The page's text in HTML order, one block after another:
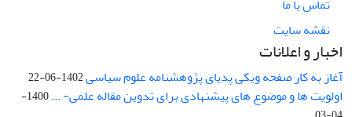
نقشه سایت
اخبار و اعلانات
آغاز به کار صفحه ویکی پدیای پژوهشنامه علوم سیاسی1402-06-22
اولویت ها و موضوع های پیشنهادی برای تدوین مقاله علمی- ...
1400-